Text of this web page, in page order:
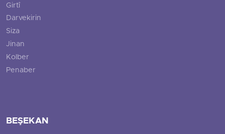
Girtî
Darvekirin
Siza
Jinan
Kolber
Penaber
BEŞEKAN